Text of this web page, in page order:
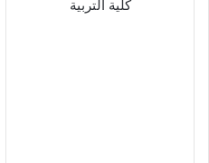
كلية التربية